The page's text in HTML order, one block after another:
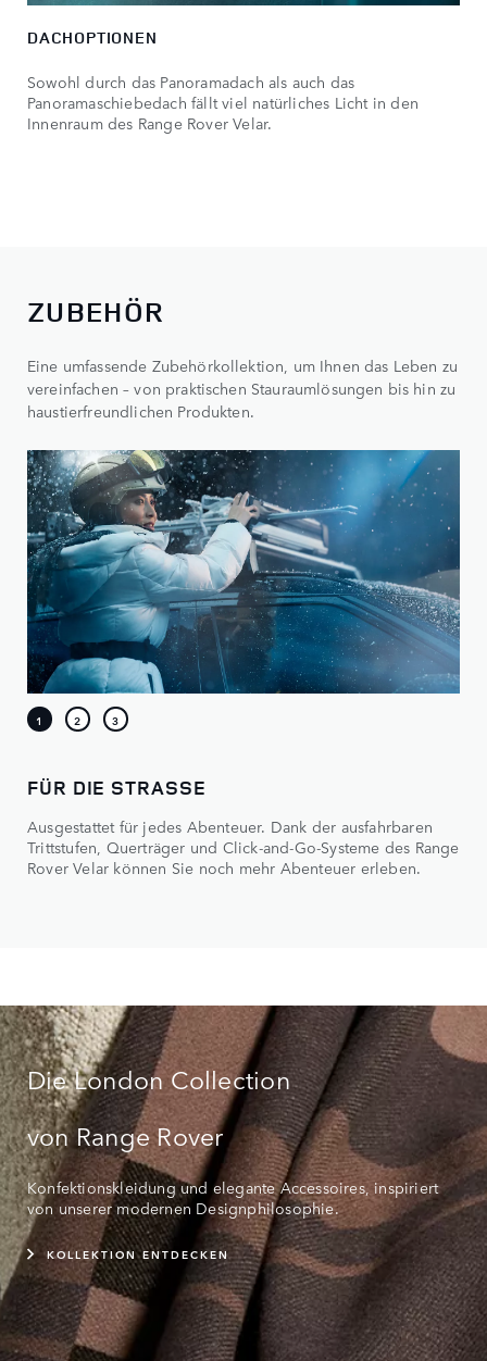
DACHOPTIONEN
Sowohl durch das Panoramadach als auch das
Panoramaschiebedach fällt viel natürliches Licht in den
Innenraum des Range Rover Velar.
ZUBEHÖR
Eine umfassende Zubehörkollektion, um Ihnen das Leben zu
vereinfachen – von praktischen Stauraumlösungen bis hin zu
haustierfreundlichen Produkten.
FÜR DIE STRASSE
Ausgestattet für jedes Abenteuer. Dank der ausfahrbaren
Trittstufen, Querträger und Click-and-Go-Systeme des Range
Rover Velar können Sie noch mehr Abenteuer erleben.
Die London Collection
von Range Rover
Konfektionskleidung und elegante Accessoires, inspiriert
von unserer modernen Designphilosophie.
KOLLEKTION ENTDECKEN